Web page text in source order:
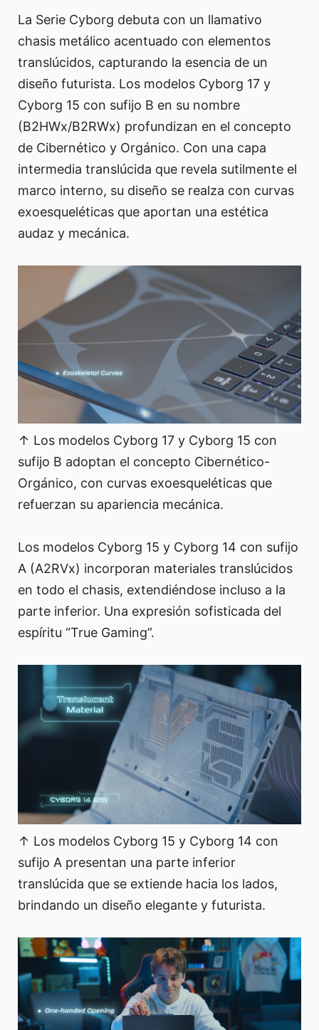
La Serie Cyborg debuta con un llamativo
chasis metálico acentuado con elementos
translúcidos, capturando la esencia de un
diseño futurista. Los modelos Cyborg 17 y
Cyborg 15 con sufijo B en su nombre
(B2HWx/B2RWx) profundizan en el concepto
de Cibernético y Orgánico. Con una capa
intermedia translúcida que revela sutilmente el
marco interno, su diseño se realza con curvas
exoesqueléticas que aportan una estética
audaz y mecánica.
↑ Los modelos Cyborg 17 y Cyborg 15 con
sufijo B adoptan el concepto Cibernético-
Orgánico, con curvas exoesqueléticas que
refuerzan su apariencia mecánica.
Los modelos Cyborg 15 y Cyborg 14 con sufijo
A (A2RVx) incorporan materiales translúcidos
en todo el chasis, extendiéndose incluso a la
parte inferior. Una expresión sofisticada del
espíritu “True Gaming”.
↑ Los modelos Cyborg 15 y Cyborg 14 con
sufijo A presentan una parte inferior
translúcida que se extiende hacia los lados,
brindando un diseño elegante y futurista.